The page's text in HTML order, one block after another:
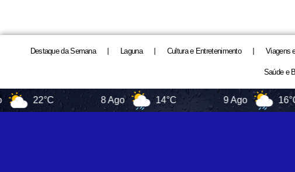
Destaque da Semana Laguna Cultura e Entretenimento Viagens
Saúde e
22°C 8 Ago 14°C 9 Ago 16°C